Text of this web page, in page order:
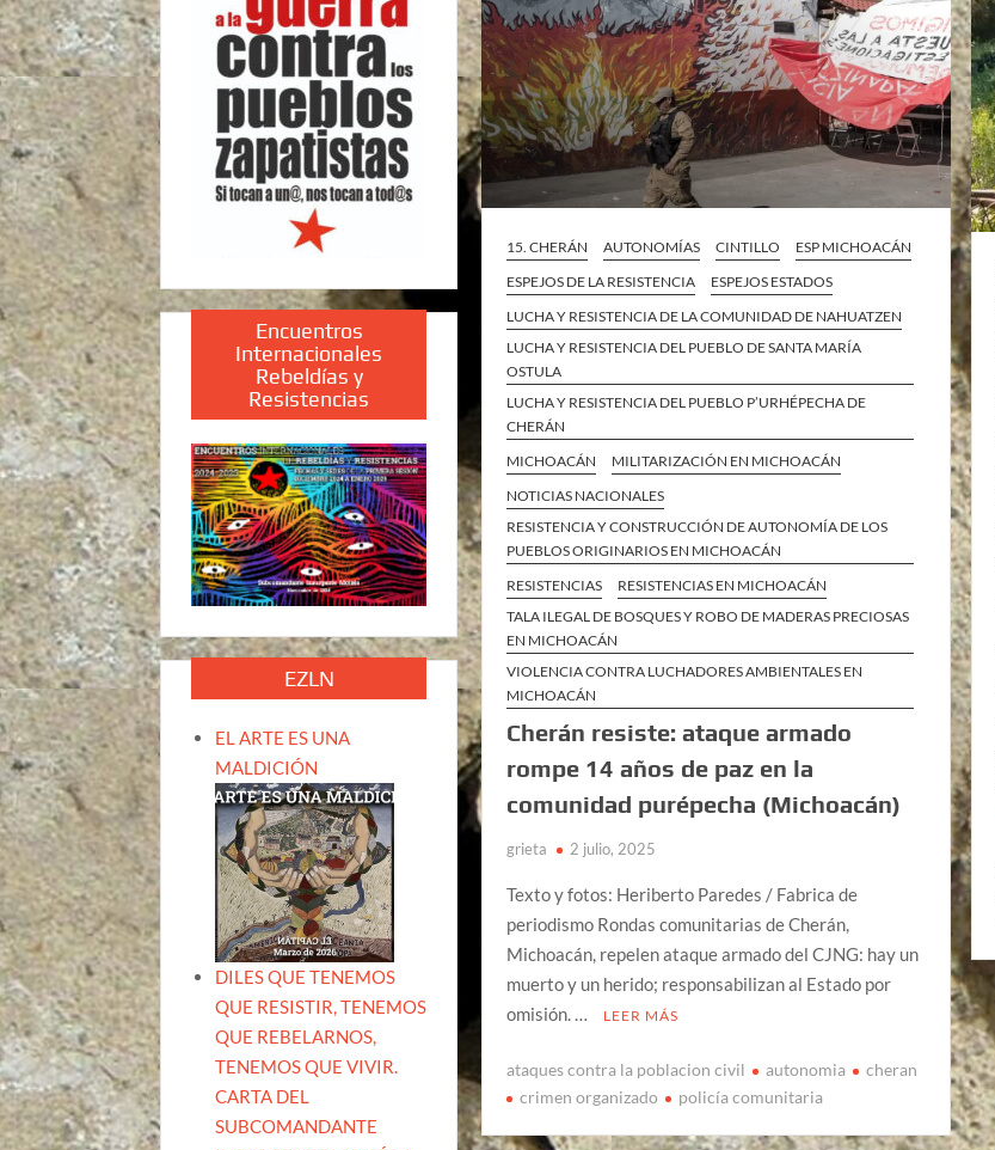
15. CHERÁN AUTONOMÍAS CINTILLO
ESP MICHOACÁN
ESPEJOS DE LA RESISTENCIA
ESPEJOS ESTADOS
LUCHA Y RESISTENCIA DE LA COMUNIDAD DE NAHUATZEN
LUCHA Y RESISTENCIA DEL PUEBLO DE SANTA MARÍA
OSTULA
LUCHA Y RESISTENCIA DEL PUEBLO P’URHÉPECHA DE
CHERÁN
MICHOACÁN
MILITARIZACIÓN EN MICHOACÁN
NOTICIAS NACIONALES
RESISTENCIA Y CONSTRUCCIÓN DE AUTONOMÍA DE LOS
PUEBLOS ORIGINARIOS EN MICHOACÁN
RESISTENCIAS
RESISTENCIAS EN MICHOACÁN
TALA ILEGAL DE BOSQUES Y ROBO DE MADERAS PRECIOSAS
EN MICHOACÁN
VIOLENCIA CONTRA LUCHADORES AMBIENTALES EN
MICHOACÁN
Cherán resiste: ataque armado
rompe 14 años de paz en la
comunidad purépecha (Michoacán)
grieta 2 julio, 2025
Texto y fotos: Heriberto Paredes / Fabrica de
periodismo Rondas comunitarias de Cherán,
Michoacán, repelen ataque armado del CJNG: hay un
muerto y un herido; responsabilizan al Estado por
omisión. …
LEER MÁS
ataques contra la poblacion civil autonomia
cheran
crimen organizado
policía comunitaria
Encuentros
Internacionales
Rebeldías y
Resistencias
EZLN
EL ARTE ES UNA
MALDICIÓN
DILES QUE TENEMOS
QUE RESISTIR, TENEMOS
QUE REBELARNOS,
TENEMOS QUE VIVIR.
CARTA DEL
SUBCOMANDANTE